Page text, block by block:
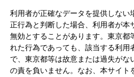
利用者が正確なデータを提供しない
正行為と判断した場合、利用者が本
無効とすることがあります。東京都
れた行為であっても、該当する利用
で、東京都等は故意または過失がな
の責を負いません。なお、本サイト